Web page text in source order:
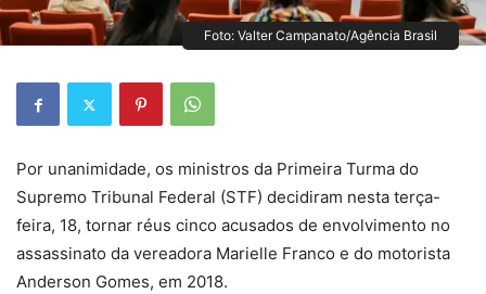
Foto: Valter Campanato/Agência Brasil
Por unanimidade, os ministros da Primeira Turma do
Supremo Tribunal Federal (STF) decidiram nesta terça-
feira, 18, tornar réus cinco acusados de envolvimento no
assassinato da vereadora Marielle Franco e do motorista
Anderson Gomes, em 2018.